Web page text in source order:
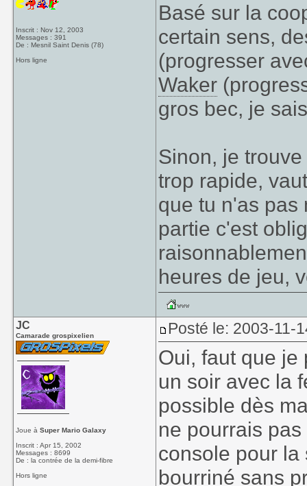
Inscrit : Nov 12, 2003
Messages : 391
De : Mesnil Saint Denis (78)
Hors ligne
Basé sur la
certain sens,
(progresser
Waker
gros bec, je
Sinon, je
trop rapide,
que tu n'as pas
partie c'est
heures de jeu,
JC
Camarade grospixelien
Joue àSuper Mario Galaxy
Inscrit : Apr 15, 2002
Messages : 8699
De : la contrée de la demi-fibre
Hors ligne
Posté le: 2003-11-
Oui, faut que je
un soir avec la
possible dès
ne pourrais
console pour la
bourriné sans